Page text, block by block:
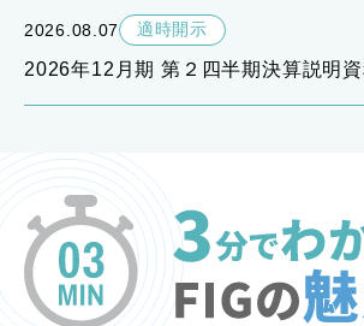
2026.08.07 適時開示
2026年12月期 第２四半期決算説明